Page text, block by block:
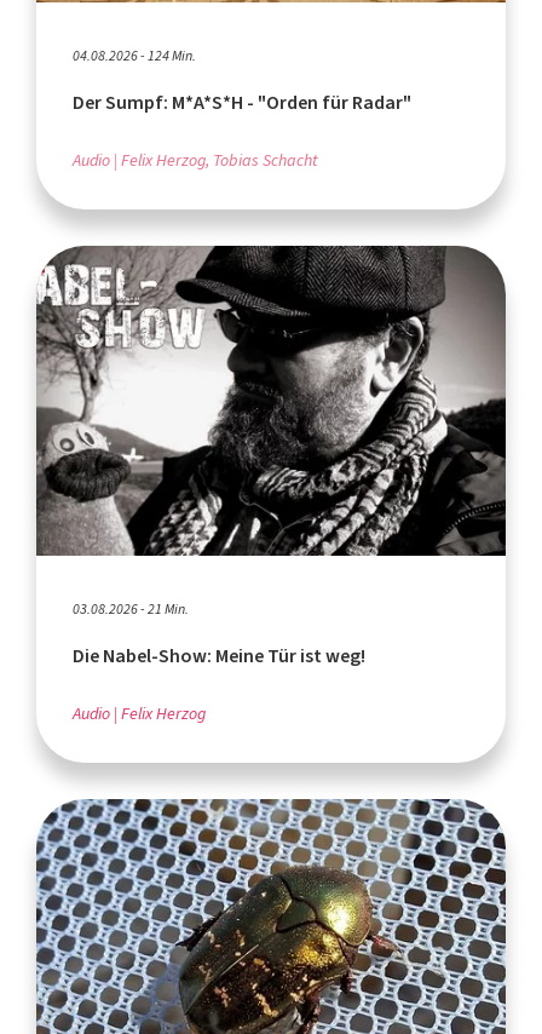
04.08.2026 - 124 Min.
Der Sumpf: M*A*S*H - "Orden für Radar"
Audio Felix Herzog, Tobias Schacht
03.08.2026 - 21 Min.
Die Nabel-Show: Meine Tür ist weg!
Audio Felix Herzog